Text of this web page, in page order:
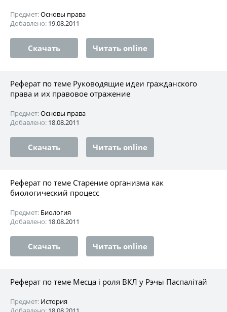
Предмет:Основы права
Добавлено: 19.08.2011
Скачать Читать online
Реферат по теме Руководящие идеи гражданского
права и их правовое отражение
Предмет:Основы права
Добавлено: 18.08.2011
Скачать Читать online
Реферат по теме Старение организма как
биологический процесс
Предмет: Биология
Добавлено: 18.08.2011
Скачать Читать online
Реферат по теме Месца i роля ВКЛ у Рэчы Паспалітай
Предмет: История